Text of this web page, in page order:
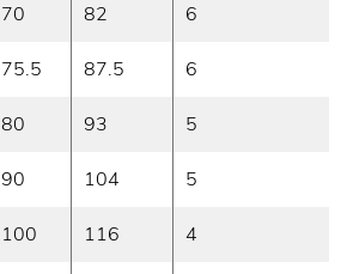
70 82 6
75.5 87.5 6
80 93 5
90 104 5
100 116 4